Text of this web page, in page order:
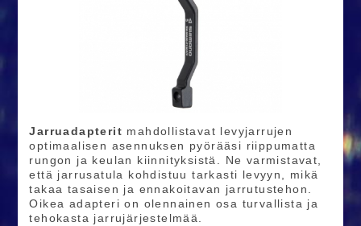
Jarruadapterit mahdollistavat levyjarrujen
optimaalisen asennuksen pyörääsi riippumatta
rungon ja keulan kiinnityksistä. Ne varmistavat,
että jarrusatula kohdistuu tarkasti levyyn, mikä
takaa tasaisen ja ennakoitavan jarrutustehon.
Oikea adapteri on olennainen osa turvallista ja
tehokasta jarrujärjestelmää.